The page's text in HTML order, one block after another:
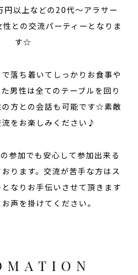
以上などの20代～アラサー
との交流パーティーとなりま
す☆
落ち着いてしっかりお食事や
男性は全てのテーブルを回り
の方との会話も可能です☆素敵
をお楽しみください♪
参加でも安心して参加出来る
ります。交流が苦手な方はス
なりお手伝いさせて頂きます
声を掛けてください。